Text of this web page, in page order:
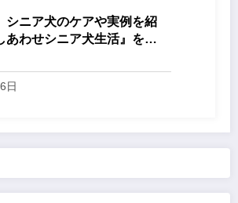
シニア犬のケアや実例を紹
あわせシニア犬生活』を発
日